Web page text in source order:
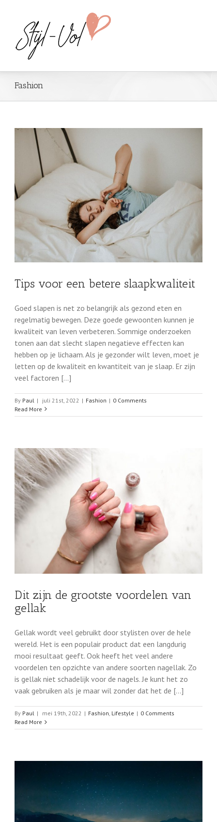
Fashion
Tips voor een betere slaapkwaliteit
Goed slapen is net zo belangrijk als gezond eten en
regelmatig bewegen. Deze goede gewoonten kunnen je
kwaliteit van leven verbeteren. Sommige onderzoeken
tonen aan dat slecht slapen negatieve effecten kan
hebben op je lichaam. Als je gezonder wilt leven, moet je
letten op de kwaliteit en kwantiteit van je slaap. Er zijn
veel factoren [...]
By Paul | juli 21st, 2022 | Fashion | 0 Comments
Read More
Dit zijn de grootste voordelen van
gellak
Gellak wordt veel gebruikt door stylisten over de hele
wereld. Het is een populair product dat een langdurig
mooi resultaat geeft. Ook heeft het veel andere
voordelen ten opzichte van andere soorten nagellak. Zo
is gellak niet schadelijk voor de nagels. Je kunt het zo
vaak gebruiken als je maar wil zonder dat het de [...]
By Paul | mei 19th, 2022 | Fashion, Lifestyle | 0 Comments
Read More